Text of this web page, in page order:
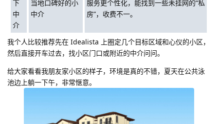
下
中
介
当地口碑好的小
中介
服务更个性化，能找到一些未挂网的“私
房”，收费不一。
我个人比较推荐先在 Idealista 上圈定几个目标区域和心仪的小区，
然后直接开车过去，找小区门口或附近的中介问问。
给大家看看我朋友家小区的样子，环境是真的不错，夏天在公共泳
池边上躺一下午，非常惬意。